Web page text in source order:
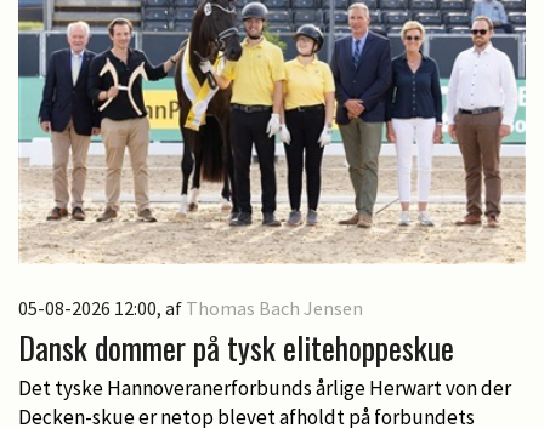
05-08-2026 12:00, af Thomas Bach Jensen
Dansk dommer på tysk elitehoppeskue
Det tyske Hannoveranerforbunds årlige Herwart von der
Decken-skue er netop blevet afholdt på forbundets